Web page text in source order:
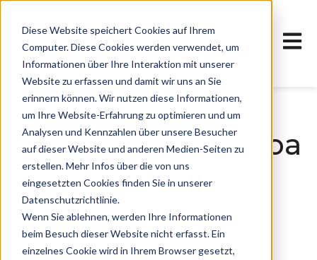
Diese Website speichert Cookies auf Ihrem
Computer. Diese Cookies werden verwendet, um
Informationen über Ihre Interaktion mit unserer
Website zu erfassen und damit wir uns an Sie
erinnern können. Wir nutzen diese Informationen,
um Ihre Website-Erfahrung zu optimieren und um
Analysen und Kennzahlen über unsere Besucher
auf dieser Website und anderen Medien-Seiten zu
erstellen. Mehr Infos über die von uns
eingesetzten Cookies finden Sie in unserer
Datenschutzrichtlinie.
Wenn Sie ablehnen, werden Ihre Informationen
beim Besuch dieser Website nicht erfasst. Ein
einzelnes Cookie wird in Ihrem Browser gesetzt,
22. Oktober 2020, 16:07:00 MESZ
Kurzanleitung: Broa
dcasts erstellen
Bradler GmbH